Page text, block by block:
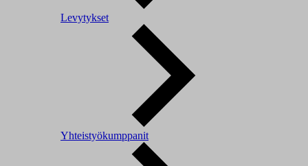
Levytykset
Yhteistyökumppanit